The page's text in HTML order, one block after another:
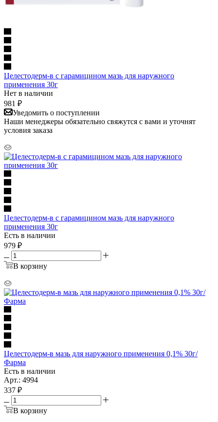
Целестодерм-в с гарамицином мазь для наружного
применения 30г
Нет в наличии
981 ₽
Уведомить о поступлении
Наши менеджеры обязательно свяжутся с вами и уточнят
условия заказа
Целестодерм-в с гарамицином мазь для наружного
применения 30г
Есть в наличии
979 ₽
В корзину
Целестодерм-в мазь для наружного применения 0,1% 30г/
Фарма
Есть в наличии
Арт.: 4994
337 ₽
В корзину